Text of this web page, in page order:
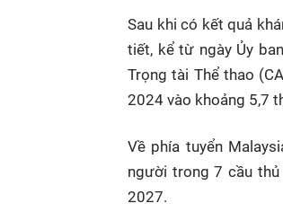
Sau khi có kết quả
tiết, kể từ ngày Ủy
Trọng tài Thể thao
2024 vào khoảng 5,7
Về phía tuyển
người trong 7 cầu
2027.